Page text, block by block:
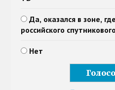
Да, оказался в зоне,
российского
Нет